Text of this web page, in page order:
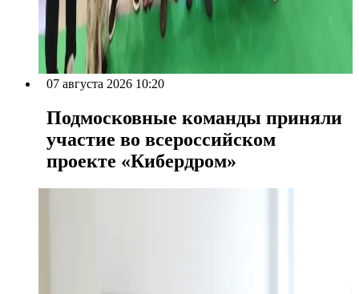
07 августа 2026 10:20
Подмосковные команды приняли
участие во всероссийском
проекте «Кибердром»